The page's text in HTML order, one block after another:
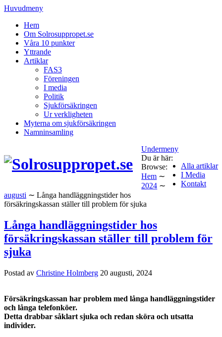
Huvudmeny
Hem
Om Solrosuppropet.se
Våra 10 punkter
Yttrande
Artiklar
FAS3
Föreningen
I media
Politik
Sjukförsäkringen
Ur verkligheten
Myterna om sjukförsäkringen
Namninsamling
Undermeny
Alla artiklar
I Media
Kontakt
Du är här:
Browse:
Hem ∼
2024 ∼
augusti ∼ Långa handläggningstider hos
försäkringskassan ställer till problem för sjuka
Långa handläggningstider hos
försäkringskassan ställer till problem för
sjuka
Postad av Christine Holmberg 20 augusti, 2024
Försäkringskassan har problem med långa handläggningstider
och långa telefonköer.
Detta drabbar såklart sjuka och redan sköra och utsatta
individer.